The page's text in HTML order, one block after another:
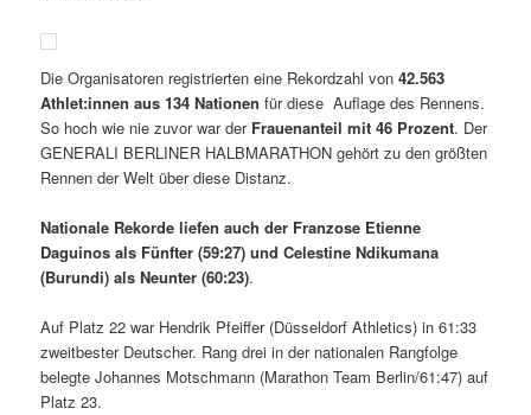
Die Organisatoren registrierten eine Rekordzahl von42.563
Athlet:innen aus 134 Nationen für diese Auflage des Rennens.
So hoch wie nie zuvor war der Frauenanteil mit 46 Prozent. Der
GENERALI BERLINER HALBMARATHON gehört zu den größten
Rennen der Welt über diese Distanz.
Nationale Rekorde liefen auch der Franzose Etienne
Daguinos als Fünfter (59:27) und Celestine Ndikumana
(Burundi) als Neunter (60:23).
Auf Platz 22 war Hendrik Pfeiffer (Düsseldorf Athletics) in 61:33
zweitbester Deutscher. Rang drei in der nationalen Rangfolge
belegte Johannes Motschmann (Marathon Team Berlin/61:47) auf
Platz 23.